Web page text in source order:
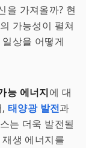
을 가져올까? 현
가능성이 펼쳐
상을 어떻게
능 에너지에 대
태양광 발전과
는 더욱 발전될
생 에너지를